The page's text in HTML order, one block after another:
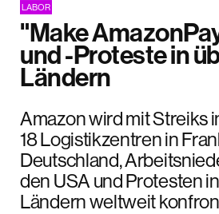
LABOR
"Make
und -Proteste in
Ländern
Amazon wird mit Streiks
18 Logistikzentren in
Deutschland,
den USA und Protesten
Ländern weltweit